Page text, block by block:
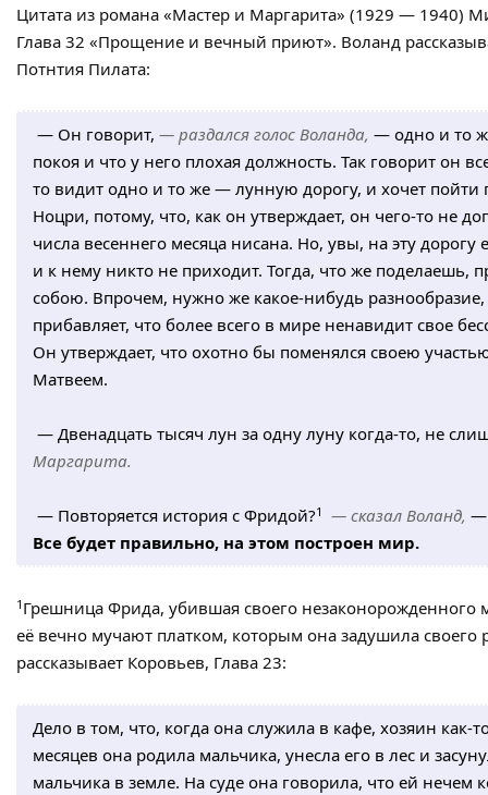
Цитата из романа «Мастер и Маргарита» (1929 — 1940)
Глава 32 «Прощение и вечный приют». Воланд
Потнтия Пилата:
— Он говорит, — раздался голос Воланда, — одно и то
покоя и что у него плохая должность. Так говорит он
то видит одно и то же — лунную дорогу, и хочет пойти
Ноцри, потому, что, как он утверждает, он чего-то не
числа весеннего месяца нисана. Но, увы, на эту дорогу
и к нему никто не приходит. Тогда, что же поделаешь,
собою. Впрочем, нужно же какое-нибудь
прибавляет, что более всего в мире ненавидит свое
Он утверждает, что охотно бы поменялся своею
Матвеем.
— Двенадцать тысяч лун за одну луну когда-то, не
Маргарита.
— Повторяется история с Фридой?1 — сказал Воланд, —
Все будет правильно, на этом построен мир.
1 Грешница Фрида, убившая своего незаконорожденного
её вечно мучают платком, которым она задушила
рассказывает Коровьев, Глава 23:
Дело в том, что, когда она служила в кафе, хозяин как-
месяцев она родила мальчика, унесла его в лес и
мальчика в земле. На суде она говорила, что ей нечем